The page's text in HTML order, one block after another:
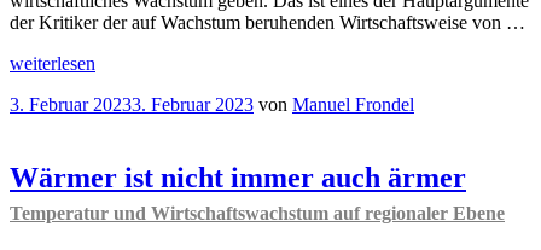
der Kritiker der auf Wachstum beruhenden Wirtschaftsweise von …
„Kein
ist
Lösung!“
weiterlesen
Veröffentlicht
3. Februar 20233. Februar 2023 von Manuel Frondel
Wärmer ist nicht immer auch ärmer
Temperatur und Wirtschaftswachstum auf regionaler Ebene